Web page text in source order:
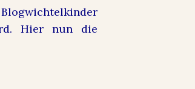
Hier nun die